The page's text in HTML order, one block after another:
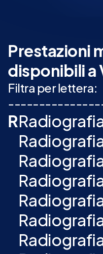
Prestazioni
disponibili a
Filtra per lettera:
---------------
R